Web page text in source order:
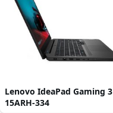
Lenovo IdeaPad Gaming 3
15ARH-334